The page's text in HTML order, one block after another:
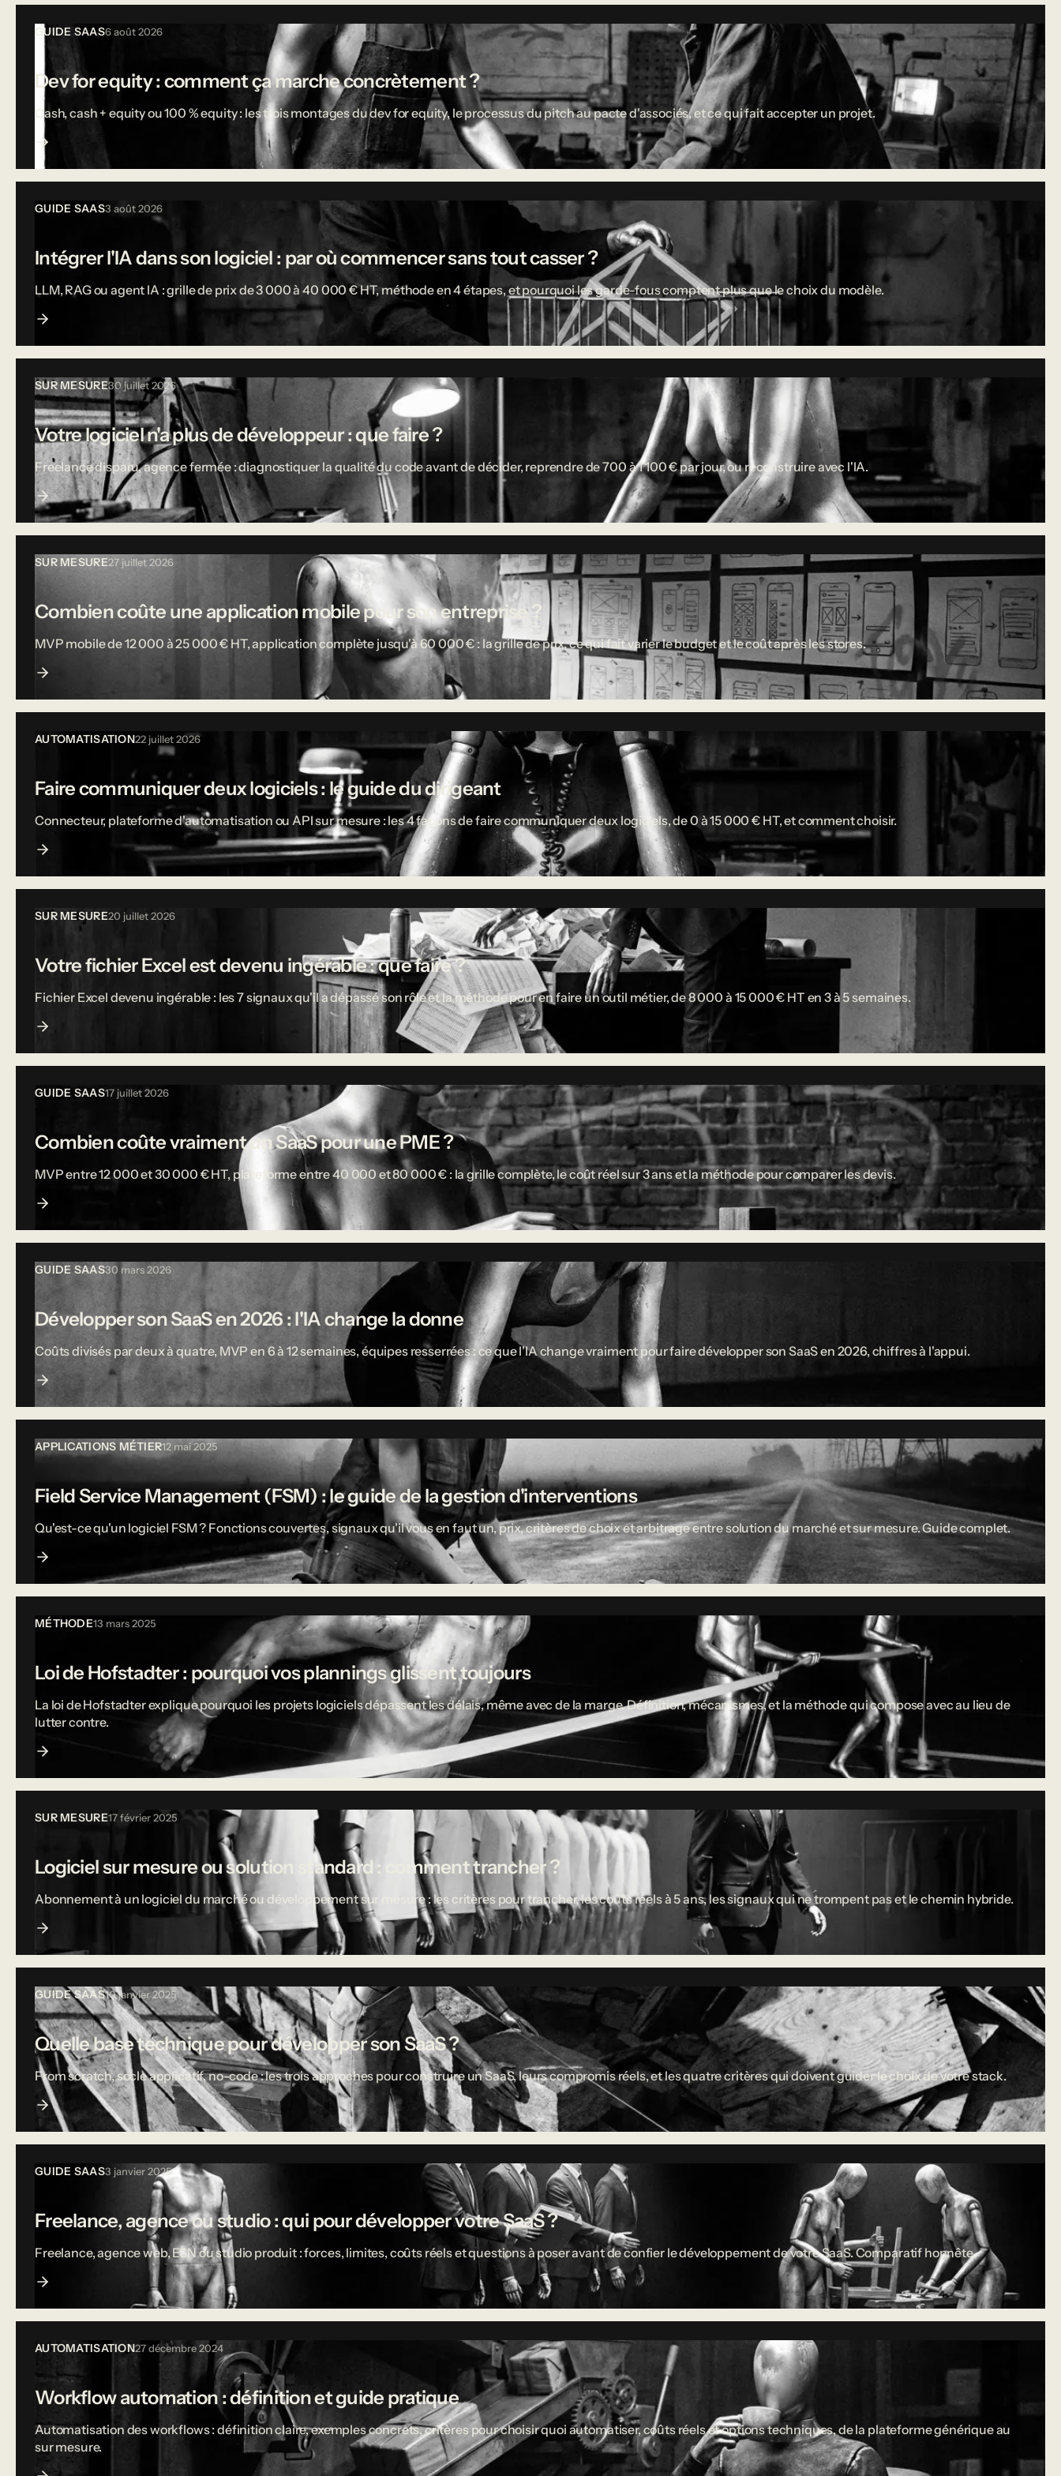
GUIDE SAAS6 août 2026
Dev for equity : comment ça marche concrètement ?
Cash, cash + equity ou 100 % equity : les trois montages du dev for equity, le processus du pitch au pacte d'associés, et ce qui fait accepter un projet.
GUIDE SAAS3 août 2026
Intégrer l'IA dans son logiciel : par où commencer sans tout casser ?
LLM, RAG ou agent IA : grille de prix de 3 000 à 40 000 € HT, méthode en 4 étapes, et pourquoi les garde-fous comptent plus que le choix du modèle.
SUR MESURE30 juillet 2026
Votre logiciel n'a plus de développeur : que faire ?
Freelance disparu, agence fermée : diagnostiquer la qualité du code avant de décider, reprendre de 700 à 1 100 € par jour, ou reconstruire avec l'IA.
SUR MESURE27 juillet 2026
Combien coûte une application mobile pour son entreprise ?
MVP mobile de 12 000 à 25 000 € HT, application complète jusqu'à 60 000 € : la grille de prix, ce qui fait varier le budget et le coût après les stores.
AUTOMATISATION22 juillet 2026
Faire communiquer deux logiciels : le guide du dirigeant
Connecteur, plateforme d'automatisation ou API sur mesure : les 4 façons de faire communiquer deux logiciels, de 0 à 15 000 € HT, et comment choisir.
SUR MESURE20 juillet 2026
Votre fichier Excel est devenu ingérable : que faire ?
Fichier Excel devenu ingérable : les 7 signaux qu'il a dépassé son rôle et la méthode pour en faire un outil métier, de 8 000 à 15 000 € HT en 3 à 5 semaines.
GUIDE SAAS17 juillet 2026
Combien coûte vraiment un SaaS pour une PME ?
MVP entre 12 000 et 30 000 € HT, plateforme entre 40 000 et 80 000 € : la grille complète, le coût réel sur 3 ans et la méthode pour comparer les devis.
GUIDE SAAS30 mars 2026
Développer son SaaS en 2026 : l'IA change la donne
Coûts divisés par deux à quatre, MVP en 6 à 12 semaines, équipes resserrées : ce que l'IA change vraiment pour faire développer son SaaS en 2026, chiffres à l'appui.
APPLICATIONS MÉTIER12 mai 2025
Field Service Management (FSM) : le guide de la gestion d'interventions
Qu'est-ce qu'un logiciel FSM ? Fonctions couvertes, signaux qu'il vous en faut un, prix, critères de choix et arbitrage entre solution du marché et sur mesure. Guide complet.
MÉTHODE13 mars 2025
Loi de Hofstadter : pourquoi vos plannings glissent toujours
La loi de Hofstadter explique pourquoi les projets logiciels dépassent les délais, même avec de la marge. Définition, mécanismes, et la méthode qui compose avec au lieu de
lutter contre.
SUR MESURE17 février 2025
Logiciel sur mesure ou solution standard : comment trancher ?
Abonnement à un logiciel du marché ou développement sur mesure : les critères pour trancher, les coûts réels à 5 ans, les signaux qui ne trompent pas et le chemin hybride.
GUIDE SAAS10 janvier 2025
Quelle base technique pour développer son SaaS ?
From scratch, socle applicatif, no-code : les trois approches pour construire un SaaS, leurs compromis réels, et les quatre critères qui doivent guider le choix de votre stack.
GUIDE SAAS3 janvier 2025
Freelance, agence ou studio : qui pour développer votre SaaS ?
Freelance, agence web, ESN ou studio produit : forces, limites, coûts réels et questions à poser avant de confier le développement de votre SaaS. Comparatif honnête.
AUTOMATISATION27 décembre 2024
Workflow automation : définition et guide pratique
Automatisation des workflows : définition claire, exemples concrets, critères pour choisir quoi automatiser, coûts réels et options techniques, de la plateforme générique au
sur mesure.